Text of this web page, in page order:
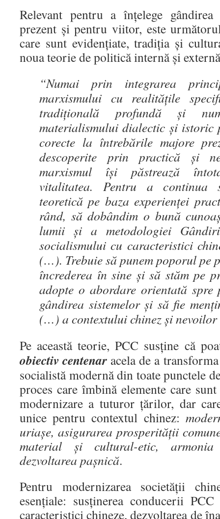
Relevant pentru a înțelege
prezent și pentru viitor, este
care sunt evidențiate, tradiția și
noua teorie de politică internă și
“Numai prin integrarea
marxismului cu realitățile
tradițională profundă și
materialismului dialectic și istoric
corecte la întrebările majore
descoperite prin practică și
marxismul își păstrează
vitalitatea. Pentru a continua
teoretică pe baza experienței
rând, să dobândim o bună
lumii și a metodologiei
socialismului cu caracteristici
(…). Trebuie să punem poporul pe
încrederea în sine și să stăm pe
adopte o abordare orientată spre
gândirea sistemelor și să fie
(…) a contextului chinez și
Pe această teorie, PCC susține că
obiectiv centenar acela de a
socialistă modernă din toate punctele
proces care îmbină elemente care
modernizare a tuturor țărilor, dar
unice pentru contextul chinez:
uriașe, asigurarea prosperității
material și cultural-etic, armonia
dezvoltarea pașnică.
Pentru modernizarea societății
esențiale: susținerea conducerii
caracteristici chineze, dezvoltarea de